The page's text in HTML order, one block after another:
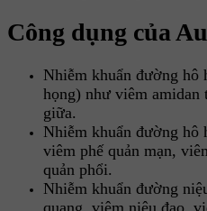
Công dụng của
Nhiễm khuẩn đường hô
họng) như viêm amidan
giữa.
Nhiễm khuẩn đường hô
viêm phế quản mạn,
quản phổi.
Nhiễm khuẩn đường
quang, viêm niệu đạo,